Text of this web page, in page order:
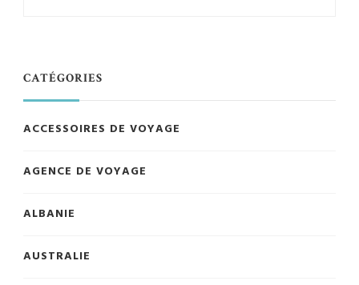
CATÉGORIES
ACCESSOIRES DE VOYAGE
AGENCE DE VOYAGE
ALBANIE
AUSTRALIE